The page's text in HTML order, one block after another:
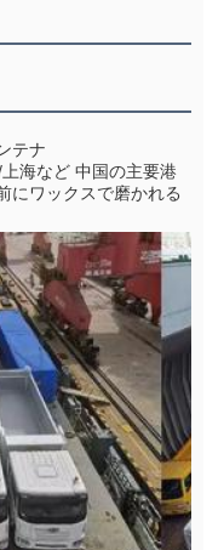
テナ
海など 中国の主要港
にワックスで磨かれる